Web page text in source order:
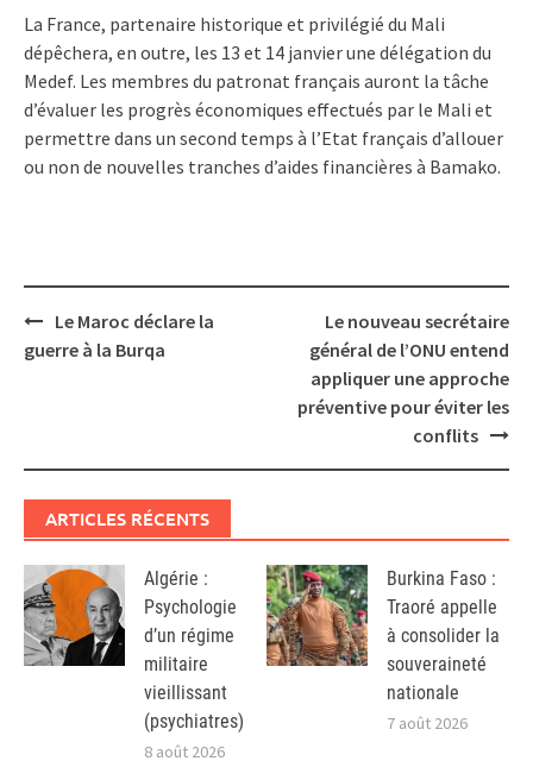
La France, partenaire historique et privilégié du Mali
dépêchera, en outre, les 13 et 14 janvier une délégation du
Medef. Les membres du patronat français auront la tâche
d’évaluer les progrès économiques effectués par le Mali et
permettre dans un second temps à l’Etat français d’allouer
ou non de nouvelles tranches d’aides financières à Bamako.
Post
navigation
Le Maroc déclare la
guerre à la Burqa
Le nouveau secrétaire
général de l’ONU entend
appliquer une approche
préventive pour éviter les
conflits
ARTICLES RÉCENTS
Algérie :
Psychologie
d’un régime
militaire
vieillissant
(psychiatres)
8 août 2026
Burkina Faso :
Traoré appelle
à consolider la
souveraineté
nationale
7 août 2026